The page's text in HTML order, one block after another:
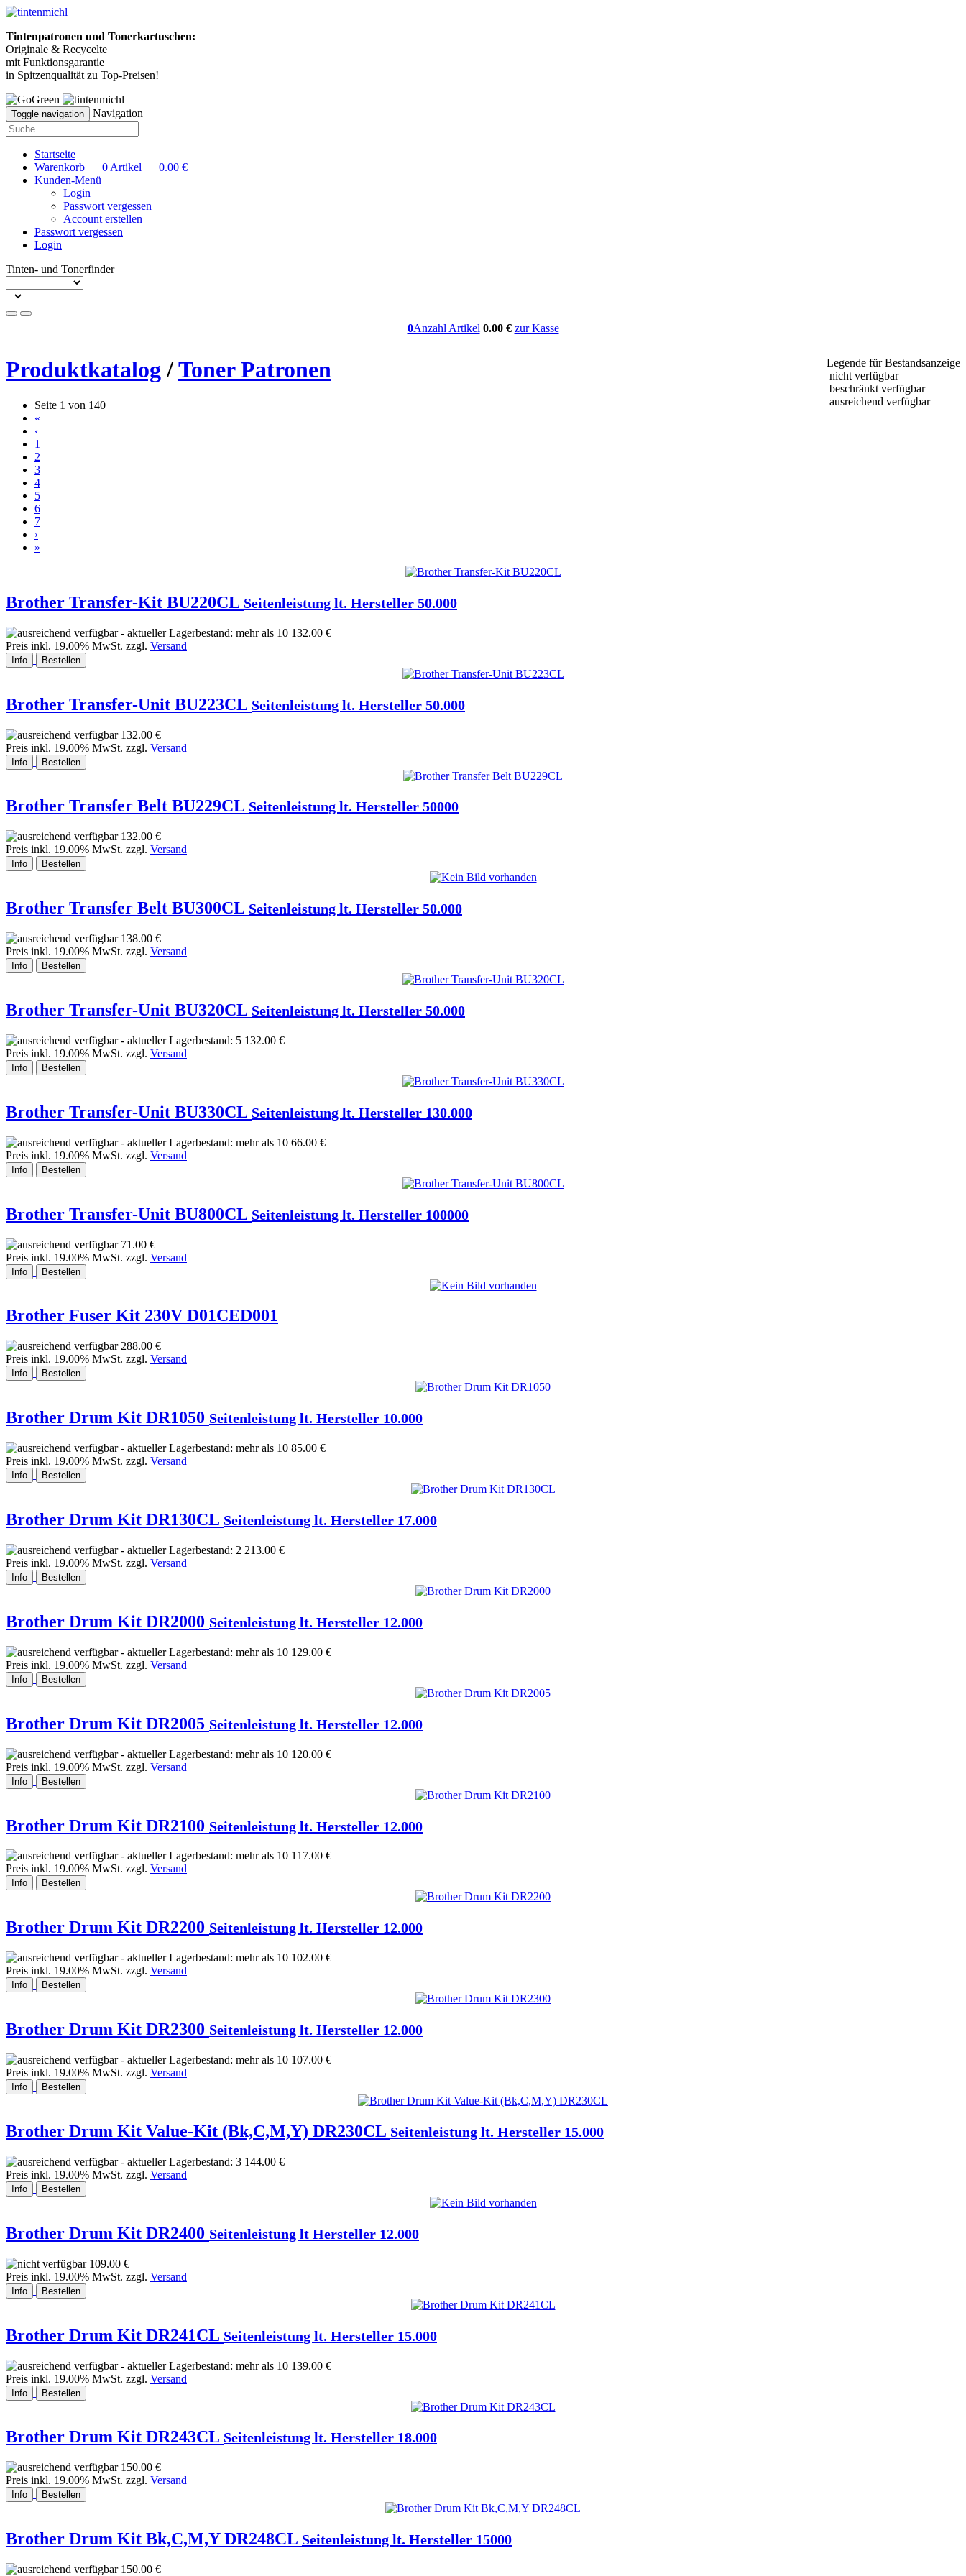
Tintenpatronen und Tonerkartuschen:
Originale & Recycelte
mit Funktionsgarantie
in Spitzenqualität zu Top-Preisen!
Toggle navigation Navigation
Startseite
Warenkorb
0 Artikel 0.00 €
Kunden-Menü
Login
Passwort vergessen
Account erstellen
Passwort vergessen
Login
Tinten- und Tonerfinder
0Anzahl Artikel 0.00€ zur Kasse
Legende für Bestandsanzeige
nicht verfügbar
beschränkt verfügbar
ausreichend verfügbar
Produktkatalog/Toner Patronen
Seite 1 von 140
«
‹
1
2
3
4
5
6
7
›
»
Brother Transfer-Kit BU220CL Seitenleistung lt. Hersteller 50.000
132.00 €
Preis inkl. 19.00% MwSt. zzgl. Versand
Info Bestellen
Brother Transfer-Unit BU223CL Seitenleistung lt. Hersteller 50.000
132.00 €
Preis inkl. 19.00% MwSt. zzgl. Versand
Info Bestellen
Brother Transfer Belt BU229CL Seitenleistung lt. Hersteller 50000
132.00 €
Preis inkl. 19.00% MwSt. zzgl. Versand
Info Bestellen
Brother Transfer Belt BU300CL Seitenleistung lt. Hersteller 50.000
138.00 €
Preis inkl. 19.00% MwSt. zzgl. Versand
Info Bestellen
Brother Transfer-Unit BU320CL Seitenleistung lt. Hersteller 50.000
132.00 €
Preis inkl. 19.00% MwSt. zzgl. Versand
Info Bestellen
Brother Transfer-Unit BU330CL Seitenleistung lt. Hersteller 130.000
66.00 €
Preis inkl. 19.00% MwSt. zzgl. Versand
Info Bestellen
Brother Transfer-Unit BU800CL Seitenleistung lt. Hersteller 100000
71.00 €
Preis inkl. 19.00% MwSt. zzgl. Versand
Info Bestellen
Brother Fuser Kit 230V D01CED001
288.00 €
Preis inkl. 19.00% MwSt. zzgl. Versand
Info Bestellen
Brother Drum Kit DR1050 Seitenleistung lt. Hersteller 10.000
85.00 €
Preis inkl. 19.00% MwSt. zzgl. Versand
Info Bestellen
Brother Drum Kit DR130CL Seitenleistung lt. Hersteller 17.000
213.00 €
Preis inkl. 19.00% MwSt. zzgl. Versand
Info Bestellen
Brother Drum Kit DR2000 Seitenleistung lt. Hersteller 12.000
129.00 €
Preis inkl. 19.00% MwSt. zzgl. Versand
Info Bestellen
Brother Drum Kit DR2005 Seitenleistung lt. Hersteller 12.000
120.00 €
Preis inkl. 19.00% MwSt. zzgl. Versand
Info Bestellen
Brother Drum Kit DR2100 Seitenleistung lt. Hersteller 12.000
117.00 €
Preis inkl. 19.00% MwSt. zzgl. Versand
Info Bestellen
Brother Drum Kit DR2200 Seitenleistung lt. Hersteller 12.000
102.00 €
Preis inkl. 19.00% MwSt. zzgl. Versand
Info Bestellen
Brother Drum Kit DR2300 Seitenleistung lt. Hersteller 12.000
107.00 €
Preis inkl. 19.00% MwSt. zzgl. Versand
Info Bestellen
Brother Drum Kit Value-Kit (Bk,C,M,Y) DR230CL Seitenleistung lt. Hersteller 15.000
144.00 €
Preis inkl. 19.00% MwSt. zzgl. Versand
Info Bestellen
Brother Drum Kit DR2400 Seitenleistung lt Hersteller 12.000
109.00 €
Preis inkl. 19.00% MwSt. zzgl. Versand
Info Bestellen
Brother Drum Kit DR241CL Seitenleistung lt. Hersteller 15.000
139.00 €
Preis inkl. 19.00% MwSt. zzgl. Versand
Info Bestellen
Brother Drum Kit DR243CL Seitenleistung lt. Hersteller 18.000
150.00 €
Preis inkl. 19.00% MwSt. zzgl. Versand
Info Bestellen
Brother Drum Kit Bk,C,M,Y DR248CL Seitenleistung lt. Hersteller 15000
150.00 €